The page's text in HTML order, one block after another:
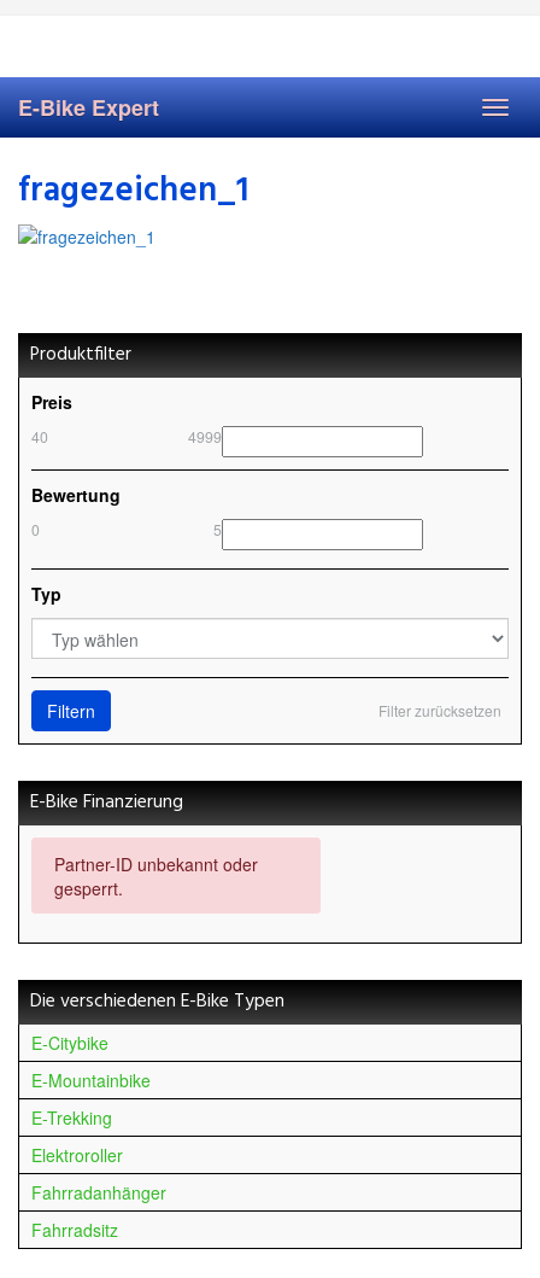
content
E-Bike Expert
fragezeichen_1
Produktfilter
Preis
40 4999
Bewertung
0 5
Typ
Filter zurücksetzen
Filtern
E-Bike Finanzierung
Partner-ID unbekannt oder
gesperrt.
Die verschiedenen E-Bike Typen
E-Citybike
E-Mountainbike
E-Trekking
Elektroroller
Fahrradanhänger
Fahrradsitz